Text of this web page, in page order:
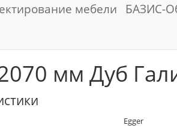
мебели БАЗИС-
мм Дуб
Egger